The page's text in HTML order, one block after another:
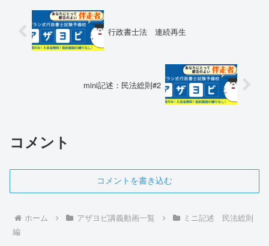
行政書士法 連続再生
mini記述：民法総則#2
コメント
コメントを書き込む
ホーム アザヨビ講義動画一覧
ミニ記述 民法総則
編